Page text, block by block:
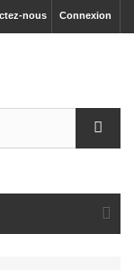
Connexion
nous